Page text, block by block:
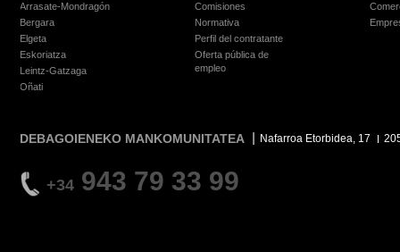
Arrasate-Mondragón
Bergara
Elgeta
Eskoriatza
Leintz-Gatzaga
Oñati
Comisiones
Normativa
Perfil del contratante
Oferta pública de
empleo
DEBAGOIENEKO MANKOMUNITATEA Nafarroa Etorbidea, 17
+34 943 79 33 99